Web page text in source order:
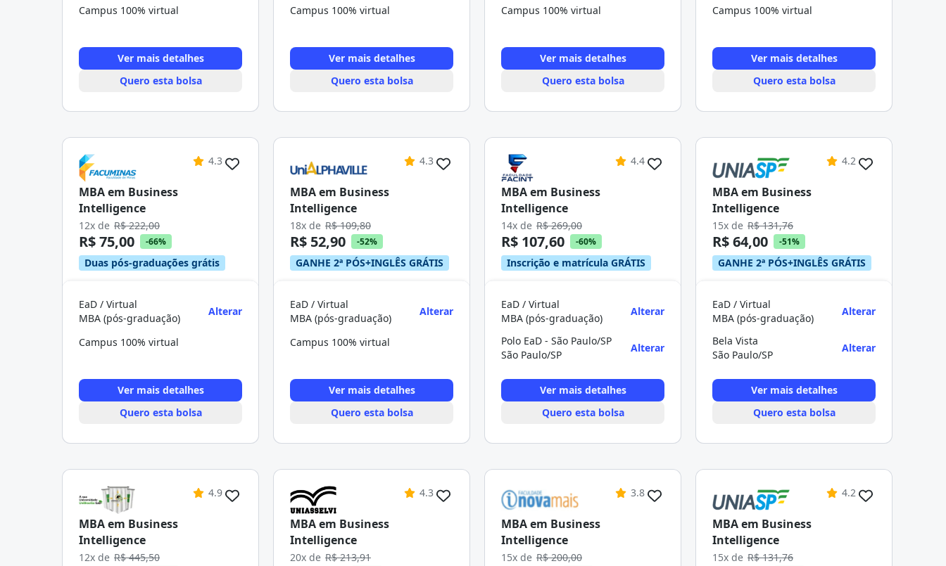
Campus 100% virtual
Ver mais detalhes
Quero esta bolsa
Campus 100% virtual
Ver mais detalhes
Quero esta bolsa
Campus 100% virtual
Ver mais detalhes
Quero esta bolsa
Campus 100% virtual
Ver mais detalhes
Quero esta bolsa
4.3
MBA em Business
Intelligence
12x de R$ 222,00
R$ 75,00 -66%
Duas pós-graduações grátis
EaD / Virtual
MBA (pós-graduação)
Alterar
Campus 100% virtual
Ver mais detalhes
Quero esta bolsa
4.3
MBA em Business
Intelligence
18x de R$ 109,80
R$ 52,90 -52%
GANHE 2ª PÓS+INGLÊS GRÁTIS
EaD / Virtual
MBA (pós-graduação)
Alterar
Campus 100% virtual
Ver mais detalhes
Quero esta bolsa
4.4
MBA em Business
Intelligence
14x de R$ 269,00
R$ 107,60 -60%
Inscrição e matrícula GRÁTIS
EaD / Virtual
MBA (pós-graduação)
Alterar
Polo EaD - São Paulo/SP
São Paulo/SP
Alterar
Ver mais detalhes
Quero esta bolsa
4.2
MBA em Business
Intelligence
15x de R$ 131,76
R$ 64,00 -51%
GANHE 2ª PÓS+INGLÊS GRÁTIS
EaD / Virtual
MBA (pós-graduação)
Alterar
Bela Vista
São Paulo/SP
Alterar
Ver mais detalhes
Quero esta bolsa
4.9
MBA em Business
Intelligence
12x de R$ 445,50
4.3
MBA em Business
Intelligence
20x de R$ 213,91
3.8
MBA em Business
Intelligence
15x de R$ 200,00
4.2
MBA em Business
Intelligence
15x de R$ 131,76